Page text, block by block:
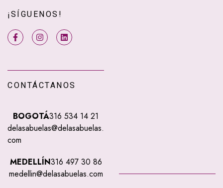
¡SÍGUENOS!
CONTÁCTANOS
BOGOTÁ316 534 14 21
delasabuelas@delasabuelas.
com
MEDELLÍN316 497 30 86
medellin@delasabuelas.com